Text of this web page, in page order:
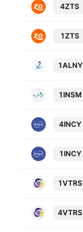
4ZTS
1ZTS
1ALNY
1INSM
4INCY
1INCY
1VTRS
4VTRS